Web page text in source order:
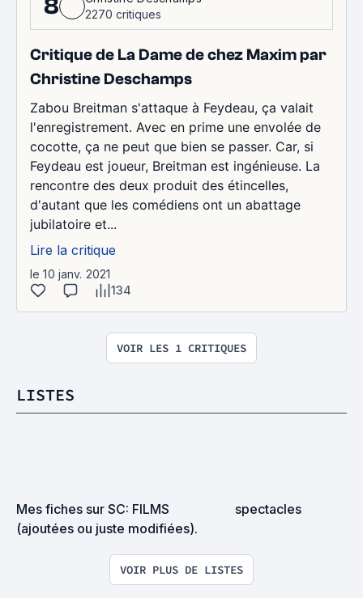
8
2270 critiques
Critique de La Dame de chez Maxim par
Christine Deschamps
Zabou Breitman s'attaque à Feydeau, ça valait
l'enregistrement. Avec en prime une envolée de
cocotte, ça ne peut que bien se passer. Car, si
Feydeau est joueur, Breitman est ingénieuse. La
rencontre des deux produit des étincelles,
d'autant que les comédiens ont un abattage
jubilatoire et...
Lire la critique
le 10 janv. 2021
134
VOIR LES 1 CRITIQUES
LISTES
Mes fiches sur SC: FILMS
(ajoutées ou juste modifiées).
spectacles
VOIR PLUS DE LISTES